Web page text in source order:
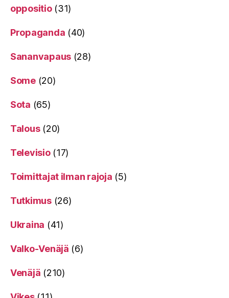
oppositio(31)
Propaganda (40)
Sananvapaus (28)
Some(20)
Sota (65)
Talous(20)
Televisio(17)
Toimittajat ilman rajoja (5)
Tutkimus(26)
Ukraina (41)
Valko-Venäjä (6)
Venäjä (210)